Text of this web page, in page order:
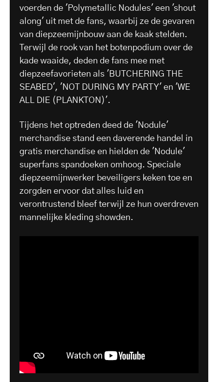
voerden de 'Polymetallic Nodules' een 'shout
along' uit met de fans, waarbij ze de gevaren
van diepzeemijnbouw aan de kaak stelden.
Terwijl de rook van het botenpodium over de
kade waaide, deden de fans mee met
diepzeefavorieten als 'BUTCHERING THE
SEABED', 'NOT DURING MY PARTY' en 'WE
ALL DIE (PLANKTON)'.
Tijdens het optreden deed de 'Nodule'
merchandise stand een daverende handel in
gratis merchandise en hielden de 'Nodule'
superfans spandoeken omhoog. Speciale
diepzeemijnwerker beveiligers keken toe en
zorgden ervoor dat alles luid en
verontrustend bleef terwijl ze hun overdreven
mannelijke kleding showden.